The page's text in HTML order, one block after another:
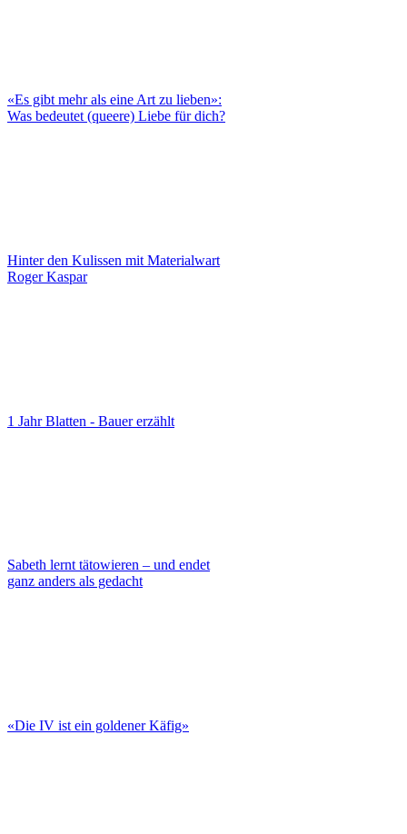
«Es gibt mehr als eine Art zu lieben»:
Was bedeutet (queere) Liebe für dich?
Hinter den Kulissen mit Materialwart
Roger Kaspar
1 Jahr Blatten - Bauer erzählt
Sabeth lernt tätowieren – und endet
ganz anders als gedacht
«Die IV ist ein goldener Käfig»